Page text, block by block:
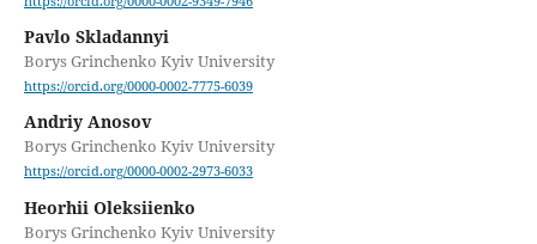
Pavlo Skladannyi
Borys Grinchenko Kyiv University
https://orcid.org/0000-0002-7775-6039
Andriy Anosov
Borys Grinchenko Kyiv University
https://orcid.org/0000-0002-2973-6033
Heorhii Oleksiienko
Borys Grinchenko Kyiv University